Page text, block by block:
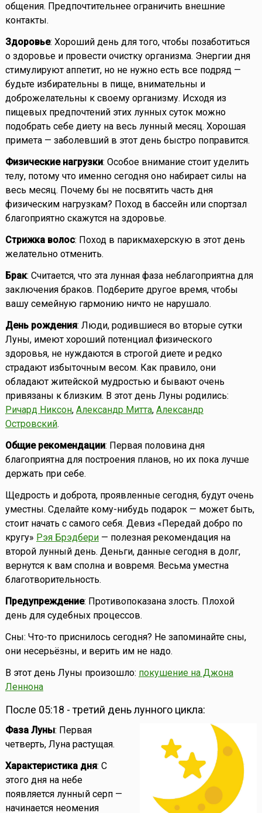
общения. Предпочтительнее ограничить внешние
контакты.
Здоровье: Хороший день для того, чтобы позаботиться
о здоровье и провести очистку организма. Энергии дня
стимулируют аппетит, но не нужно есть все подряд —
будьте избирательны в пище, внимательны и
доброжелательны к своему организму. Исходя из
пищевых предпочтений этих лунных суток можно
подобрать себе диету на весь лунный месяц. Хорошая
примета — заболевший в этот день быстро поправится.
Физические нагрузки: Особое внимание стоит уделить
телу, потому что именно сегодня оно набирает силы на
весь месяц. Почему бы не посвятить часть дня
физическим нагрузкам? Поход в бассейн или спортзал
благоприятно скажутся на здоровье.
Стрижка волос: Поход в парикмахерскую в этот день
желательно отменить.
Брак: Считается, что эта лунная фаза неблагоприятна для
заключения браков. Подберите другое время, чтобы
вашу семейную гармонию ничто не нарушало.
День рождения: Люди, родившиеся во вторые сутки
Луны, имеют хороший потенциал физического
здоровья, не нуждаются в строгой диете и редко
страдают избыточным весом. Как правило, они
обладают житейской мудростью и бывают очень
привязаны к близким. В этот день Луны родились:
Ричард Никсон, Александр Митта, Александр
Островский.
Общие рекомендации: Первая половина дня
благоприятна для построения планов, но их пока лучше
держать при себе.
Щедрость и доброта, проявленные сегодня, будут очень
уместны. Сделайте кому-нибудь подарок — может быть,
стоит начать с самого себя. Девиз «Передай добро по
кругу» Рэя Брэдбери— полезная рекомендация на
второй лунный день. Деньги, данные сегодня в долг,
вернутся к вам сполна и вовремя. Весьма уместна
благотворительность.
Предупреждение: Противопоказана злость. Плохой
день для судебных процессов.
Сны: Что-то приснилось сегодня? Не запоминайте сны,
они несерьёзны, и верить им не надо.
В этот день Луны произошло: покушение на Джона
Леннона
После 05:18 - третий день лунного цикла:
Фаза Луны: Первая
четверть, Луна растущая.
Характеристика дня: С
этого дня на небе
появляется лунный серп —
начинается неомения